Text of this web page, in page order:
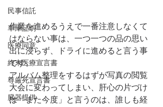
民事信託
車庫証明
医療同意
終末医療宣言書
尊厳死宣言書
臓器提供
作業を進めるうえで一番注意しなくて
はならない事は、一つ一つの品の思い
出に浸らず、ドライに進めると言う事
です。
アルバム整理をするはずが写真の閲覧
大会に変わってしまい、肝心の片づけ
は「また今度」と言うのは、誰しも経